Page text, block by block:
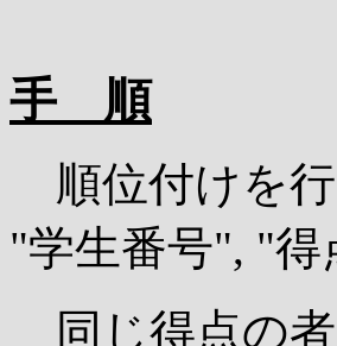
手 順
順位付けを
"学生番号", "
同じ得点の